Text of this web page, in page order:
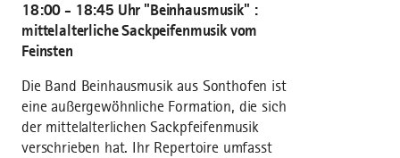
18:00 - 18:45 Uhr "Beinhausmusik" :
mittelalterliche Sackpeifenmusik vom
Feinsten
Die Band Beinhausmusik aus Sonthofen ist
eine außergewöhnliche Formation, die sich
der mittelalterlichen Sackpfeifenmusik
verschrieben hat. Ihr Repertoire umfasst